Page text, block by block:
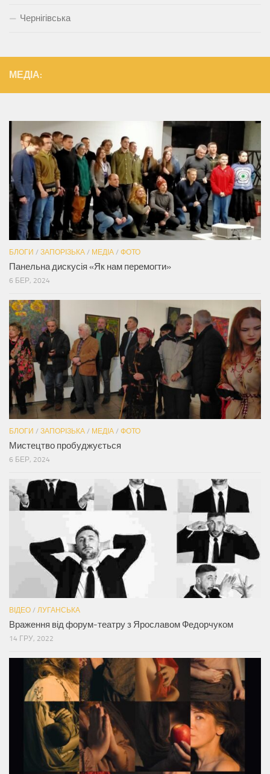
Чернігівська
МЕДІА:
БЛОГИ / ЗАПОРІЗЬКА / МЕДІА / ФОТО
Панельна дискусія «Як нам перемогти»
6 БЕР, 2024
БЛОГИ / ЗАПОРІЗЬКА / МЕДІА / ФОТО
Мистецтво пробуджується
6 БЕР, 2024
ВІДЕО / ЛУГАНСЬКА
Враження від форум-театру з Ярославом Федорчуком
14 ГРУ, 2022